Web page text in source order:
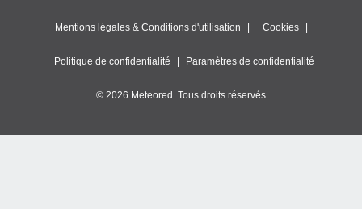
Mentions légales & Conditions d'utilisation Cookies
Politique de confidentialité Paramètres de confidentialité
© 2026 Meteored. Tous droits réservés